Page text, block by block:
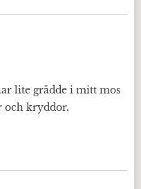
lite grädde i mitt mos
och kryddor.